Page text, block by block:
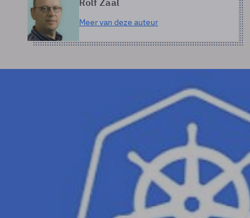
Rolf Zaal
Meer van deze auteur